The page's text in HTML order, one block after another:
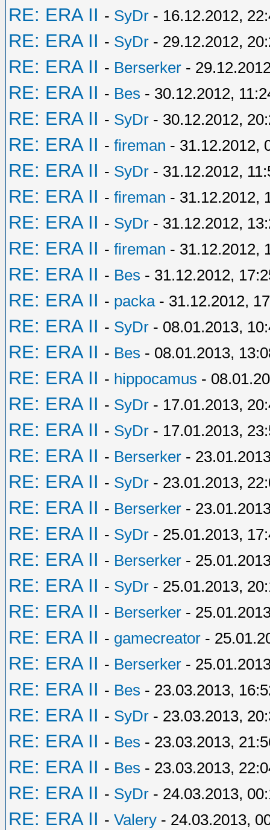
RE: ERA II - SyDr - 16.12.2012,
RE: ERA II - SyDr - 29.12.2012,
RE: ERA II - Berserker -
RE: ERA II - Bes - 30.12.2012,
RE: ERA II - SyDr - 30.12.2012,
RE: ERA II - fireman - 31.12.2012,
RE: ERA II - SyDr - 31.12.2012,
RE: ERA II - fireman - 31.12.2012,
RE: ERA II - SyDr - 31.12.2012,
RE: ERA II - fireman - 31.12.2012,
RE: ERA II - Bes - 31.12.2012,
RE: ERA II - packa- 31.12.2012,
RE: ERA II - SyDr - 08.01.2013,
RE: ERA II - Bes - 08.01.2013,
RE: ERA II - hippocamus -
RE: ERA II - SyDr - 17.01.2013,
RE: ERA II - SyDr - 17.01.2013,
RE: ERA II - Berserker -
RE: ERA II - SyDr - 23.01.2013,
RE: ERA II - Berserker -
RE: ERA II - SyDr - 25.01.2013,
RE: ERA II - Berserker -
RE: ERA II - SyDr - 25.01.2013,
RE: ERA II - Berserker -
RE: ERA II - gamecreator -
RE: ERA II - Berserker -
RE: ERA II - Bes - 23.03.2013,
RE: ERA II - SyDr - 23.03.2013,
RE: ERA II - Bes - 23.03.2013,
RE: ERA II - Bes - 23.03.2013,
RE: ERA II - SyDr - 24.03.2013,
RE: ERA II - Valery - 24.03.2013,